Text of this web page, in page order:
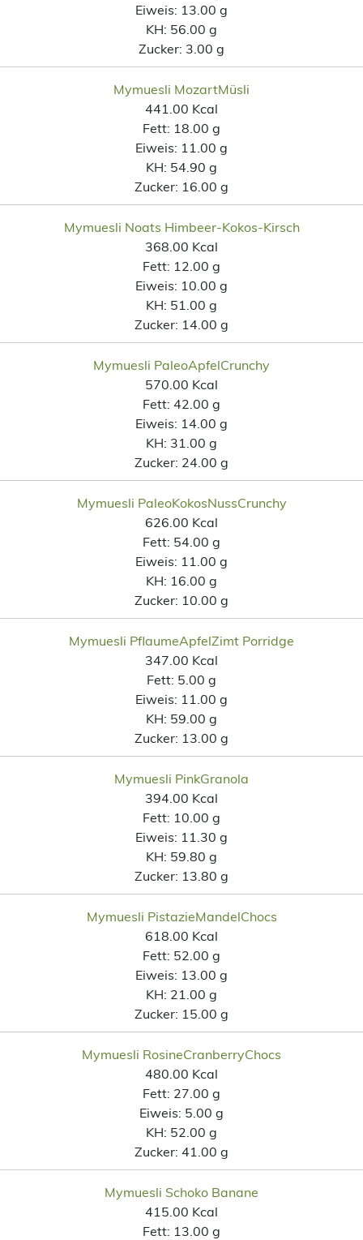
Eiweis: 13.00 g
KH: 56.00 g
Zucker: 3.00 g
Mymuesli MozartMüsli
441.00 Kcal
Fett: 18.00 g
Eiweis: 11.00 g
KH: 54.90 g
Zucker: 16.00 g
Mymuesli Noats Himbeer-Kokos-Kirsch
368.00 Kcal
Fett: 12.00 g
Eiweis: 10.00 g
KH: 51.00 g
Zucker: 14.00 g
Mymuesli PaleoApfelCrunchy
570.00 Kcal
Fett: 42.00 g
Eiweis: 14.00 g
KH: 31.00 g
Zucker: 24.00 g
Mymuesli PaleoKokosNussCrunchy
626.00 Kcal
Fett: 54.00 g
Eiweis: 11.00 g
KH: 16.00 g
Zucker: 10.00 g
Mymuesli PflaumeApfelZimt Porridge
347.00 Kcal
Fett: 5.00 g
Eiweis: 11.00 g
KH: 59.00 g
Zucker: 13.00 g
Mymuesli PinkGranola
394.00 Kcal
Fett: 10.00 g
Eiweis: 11.30 g
KH: 59.80 g
Zucker: 13.80 g
Mymuesli PistazieMandelChocs
618.00 Kcal
Fett: 52.00 g
Eiweis: 13.00 g
KH: 21.00 g
Zucker: 15.00 g
Mymuesli RosineCranberryChocs
480.00 Kcal
Fett: 27.00 g
Eiweis: 5.00 g
KH: 52.00 g
Zucker: 41.00 g
Mymuesli Schoko Banane
415.00 Kcal
Fett: 13.00 g